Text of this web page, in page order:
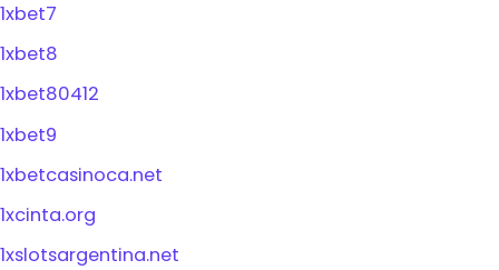
1xbet7
1xbet8
1xbet80412
1xbet9
1xbetcasinoca.net
1xcinta.org
1xslotsargentina.net